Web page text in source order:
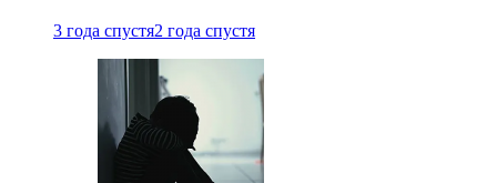
3 года спустя2 года спустя